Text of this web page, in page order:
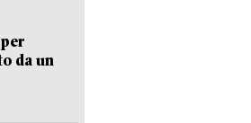
da un